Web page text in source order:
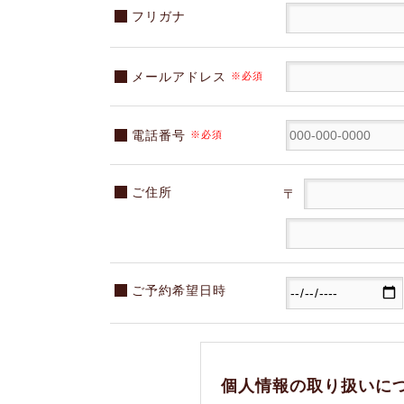
フリガナ
メールアドレス ※必須
電話番号 ※必須
ご住所 〒
ご予約希望日時
個人情報の取り扱いに